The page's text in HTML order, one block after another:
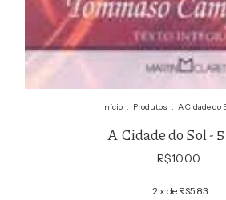
Início . Produtos . A Cidade do
A Cidade do Sol -
R$10,00
2 x de R$5,83